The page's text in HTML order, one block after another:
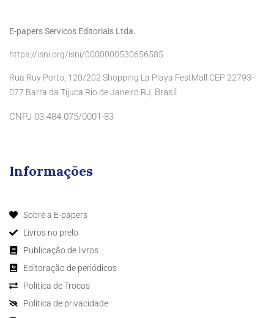
E-papers Servicos Editoriais Ltda.
https://isni.org/isni/0000000530656585
Rua Ruy Porto, 120/202 Shopping La Playa FestMall CEP 22793-
077 Barra da Tijuca Rio de Janeiro RJ, Brasil
CNPJ 03.484.075/0001-83
Informações
Sobre a E-papers
Livros no prelo
Publicação de livros
Editoração de periódicos
Política de Trocas
Política de privacidade